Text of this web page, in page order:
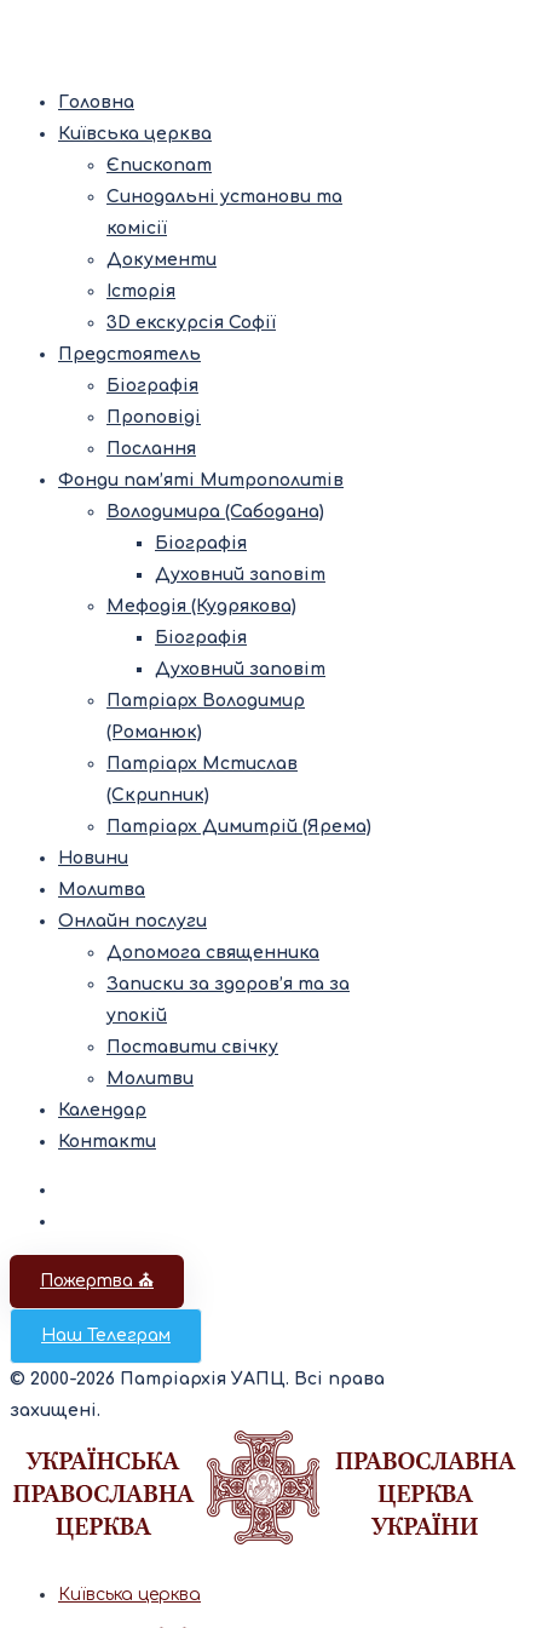
Головна
Київська церква
Єпископат
Синодальні установи та
комісії
Документи
Історія
3D екскурсія Софії
Предстоятель
Біографія
Проповіді
Послання
Фонди пам’яті Митрополитів
Володимира (Сабодана)
Біографія
Духовний заповіт
Мефодія (Кудрякова)
Біографія
Духовний заповіт
Патріарх Володимир
(Романюк)
Патріарх Мстислав
(Скрипник)
Патріарх Димитрій (Ярема)
Новини
Молитва
Онлайн послуги
Допомога священника
Записки за здоров’я та за
упокій
Поставити свічку
Молитви
Календар
Контакти
Пожертва ⛪️
Наш Телеграм
© 2000-2026 Патріархія УАПЦ. Всі права
захищені.
Київська церква